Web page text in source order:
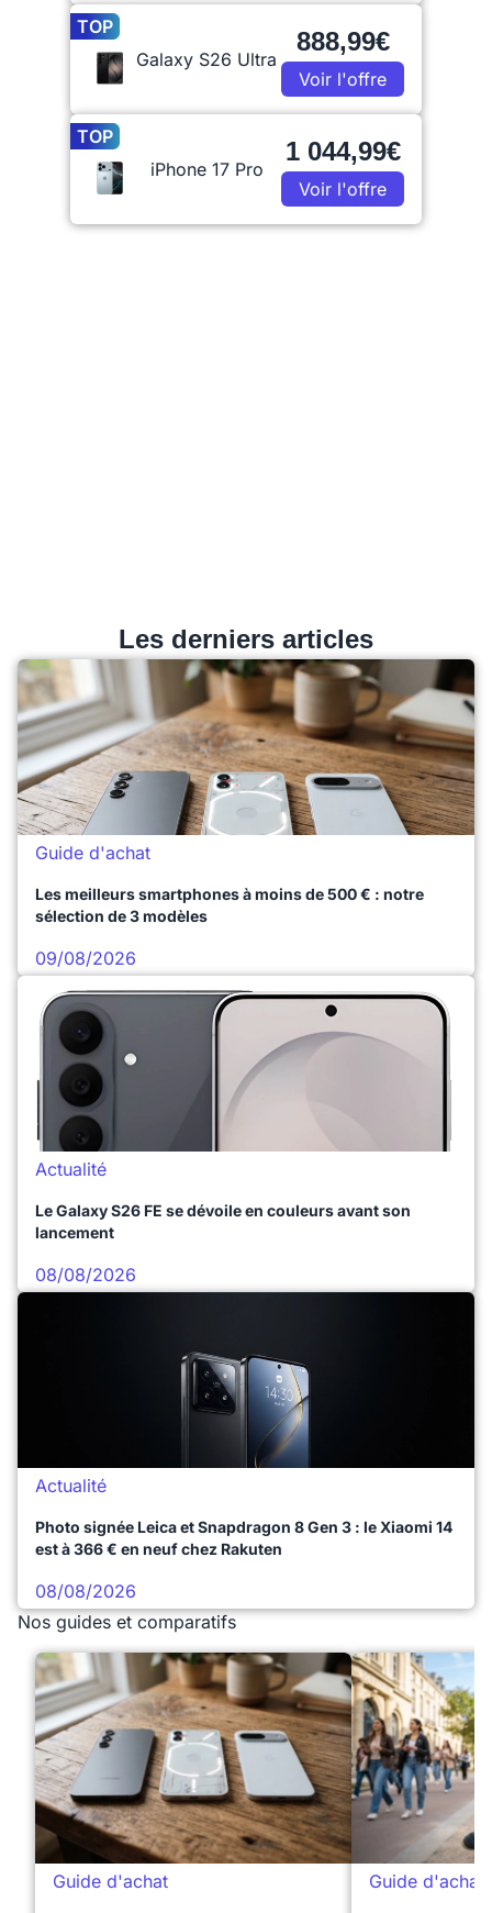
TOP
Galaxy S26 Ultra
888,99€
Voir l'offre
TOP
iPhone 17 Pro
1 044,99€
Voir l'offre
Les derniers articles
Guide d'achat
Les meilleurs smartphones à moins de 500 € : notre
sélection de 3 modèles
09/08/2026
Actualité
Le Galaxy S26 FE se dévoile en couleurs avant son
lancement
08/08/2026
Actualité
Photo signée Leica et Snapdragon 8 Gen 3 : le Xiaomi 14
est à 366 € en neuf chez Rakuten
08/08/2026
Nos guides et comparatifs
Guide d'achat Guide d'achat